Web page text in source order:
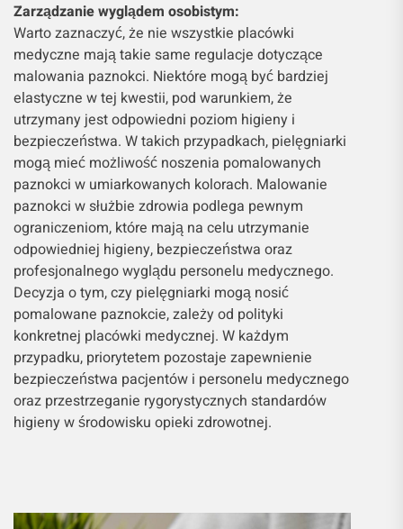
Zarządzanie wyglądem osobistym:
Warto zaznaczyć, że nie wszystkie placówki
medyczne mają takie same regulacje dotyczące
malowania paznokci. Niektóre mogą być bardziej
elastyczne w tej kwestii, pod warunkiem, że
utrzymany jest odpowiedni poziom higieny i
bezpieczeństwa. W takich przypadkach, pielęgniarki
mogą mieć możliwość noszenia pomalowanych
paznokci w umiarkowanych kolorach. Malowanie
paznokci w służbie zdrowia podlega pewnym
ograniczeniom, które mają na celu utrzymanie
odpowiedniej higieny, bezpieczeństwa oraz
profesjonalnego wyglądu personelu medycznego.
Decyzja o tym, czy pielęgniarki mogą nosić
pomalowane paznokcie, zależy od polityki
konkretnej placówki medycznej. W każdym
przypadku, priorytetem pozostaje zapewnienie
bezpieczeństwa pacjentów i personelu medycznego
oraz przestrzeganie rygorystycznych standardów
higieny w środowisku opieki zdrowotnej.